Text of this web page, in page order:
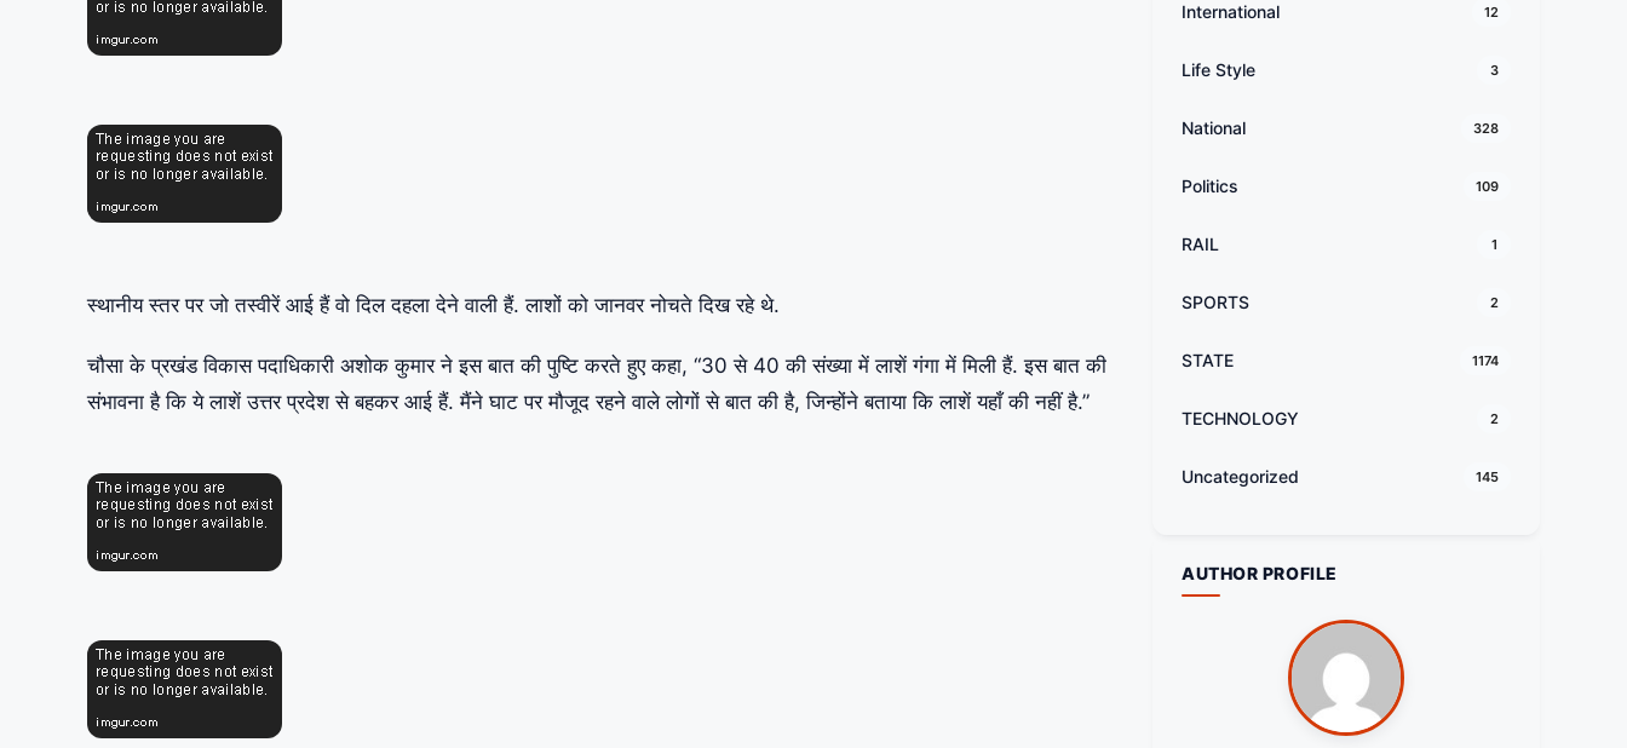
स्थानीय स्तर पर जो तस्वीरें आई हैं वो दिल दहला देने वाली हैं. लाशों को जानवर नोचते दिख रहे थे.
चौसा के प्रखंड विकास पदाधिकारी अशोक कुमार ने इस बात की पुष्टि करते हुए कहा, “30 से 40 की संख्या में लाशें गंगा में मिली हैं. इस बात की
संभावना है कि ये लाशें उत्तर प्रदेश से बहकर आई हैं. मैंने घाट पर मौजूद रहने वाले लोगों से बात की है, जिन्होंने बताया कि लाशें यहाँ की नहीं है.”
International 12
Life Style 3
National 328
Politics 109
RAIL 1
SPORTS 2
STATE 1174
TECHNOLOGY 2
Uncategorized 145
AUTHOR PROFILE